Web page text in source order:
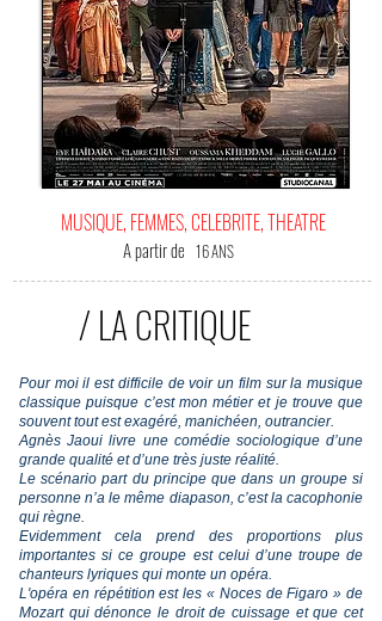
MUSIQUE, FEMMES, CELEBRITE, THEATRE
A partir de 16 ANS
/ LA CRITIQUE
Pour moi il est difficile de voir un film sur la musique
classique puisque c’est mon métier et je trouve que
souvent tout est exagéré, manichéen, outrancier.
Agnès Jaoui livre une comédie sociologique d’une
grande qualité et d’une très juste réalité.
Le scénario part du principe que dans un groupe si
personne n’a le même diapason, c’est la cacophonie
qui règne.
Evidemment cela prend des proportions plus
importantes si ce groupe est celui d’une troupe de
chanteurs lyriques qui monte un opéra.
L'opéra en répétition est les « Noces de Figaro » de
Mozart qui dénonce le droit de cuissage et que cet